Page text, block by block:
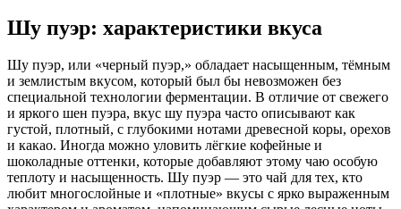
Шу пуэр: характеристики вкуса
Шу пуэр, или «черный пуэр,» обладает насыщенным, тёмным
и землистым вкусом, который был бы невозможен без
специальной технологии ферментации. В отличие от свежего
и яркого шен пуэра, вкус шу пуэра часто описывают как
густой, плотный, с глубокими нотами древесной коры, орехов
и какао. Иногда можно уловить лёгкие кофейные и
шоколадные оттенки, которые добавляют этому чаю особую
теплоту и насыщенность. Шу пуэр — это чай для тех, кто
любит многослойные и «плотные» вкусы с ярко выраженным